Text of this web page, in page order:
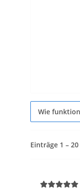
Wie
Einträge 1 –